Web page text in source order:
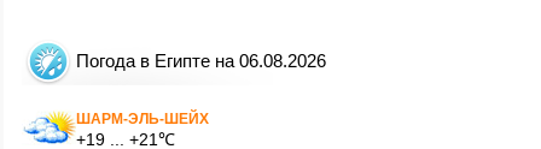
Погода в Египте на 06.08.2026
ШАРМ-ЭЛЬ-ШЕЙХ
+19 ... +21℃